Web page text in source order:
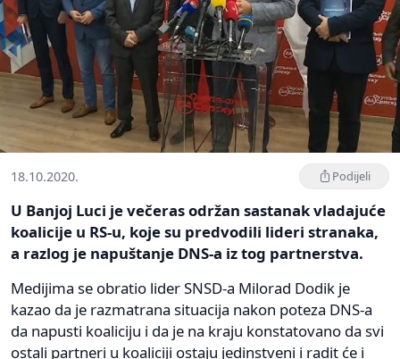
18.10.2020. Podijeli
U Banjoj Luci je večeras održan sastanak vladajuće
koalicije u RS-u, koje su predvodili lideri stranaka,
a razlog je napuštanje DNS-a iz tog partnerstva.
Medijima se obratio lider SNSD-a Milorad Dodik je
kazao da je razmatrana situacija nakon poteza DNS-a
da napusti koaliciju i da je na kraju konstatovano da svi
ostali partneri u koaliciji ostaju jedinstveni i radit će i